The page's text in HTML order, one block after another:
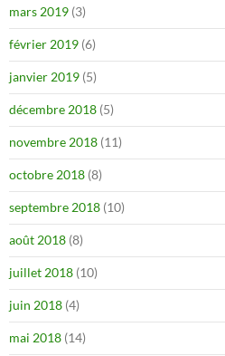
mars 2019 (3)
février 2019 (6)
janvier 2019 (5)
décembre 2018 (5)
novembre 2018 (11)
octobre 2018 (8)
septembre 2018 (10)
août 2018 (8)
juillet 2018 (10)
juin 2018 (4)
mai 2018 (14)